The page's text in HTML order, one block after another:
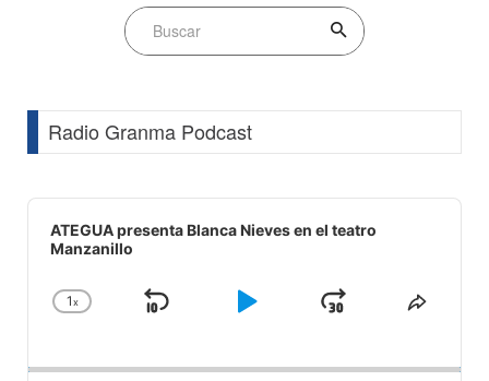
Radio Granma Podcast
Audio
Player
ATEGUA presenta Blanca Nieves en el teatro
Manzanillo
Change
1x
Skip
Play
JumpShare